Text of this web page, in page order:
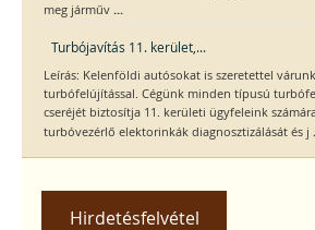
meg járműv ...
Turbójavítás 11. kerület,...
Leírás: Kelenföldi autósokat is szeretettel
turbófelújítással. Cégünk minden típusú
cseréjét biztosítja 11. kerületi ügyfeleink
turbóvezérlő elektorinkák diagnosztizálását és j
Hirdetésfelvétel